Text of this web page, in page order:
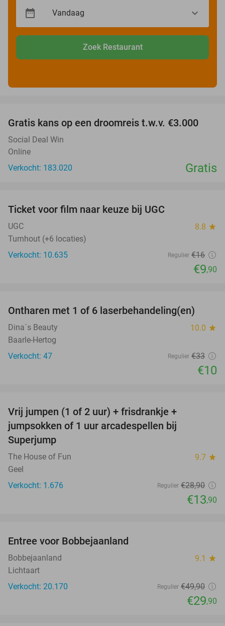
Zoek Restaurant
Gratis kans op een droomreis t.w.v. €3.000
Social Deal Win
Online
Verkocht: 183.020
Gratis
Ticket voor film naar keuze bij UGC
UGC 8.8 star
Turnhout (+6 locaties)
Verkocht: 10.635
Regulier €16
€9,90
70%
Ontharen met 1 of 6 laserbehandeling(en)
Dina´s Beauty 10.0 star
Baarle-Hertog
Verkocht: 47
Regulier €33
€10
Vrij jumpen (1 of 2 uur) + frisdrankje +
jumpsokken of 1 uur arcadespellen bij
Superjump
The House of Fun 9.7 star
Geel
Verkocht: 1.676
Regulier €28,90
€13,90
Entree voor Bobbejaanland
Bobbejaanland 9.1 star
Lichtaart
Verkocht: 20.170
Regulier €49,90
€29,90